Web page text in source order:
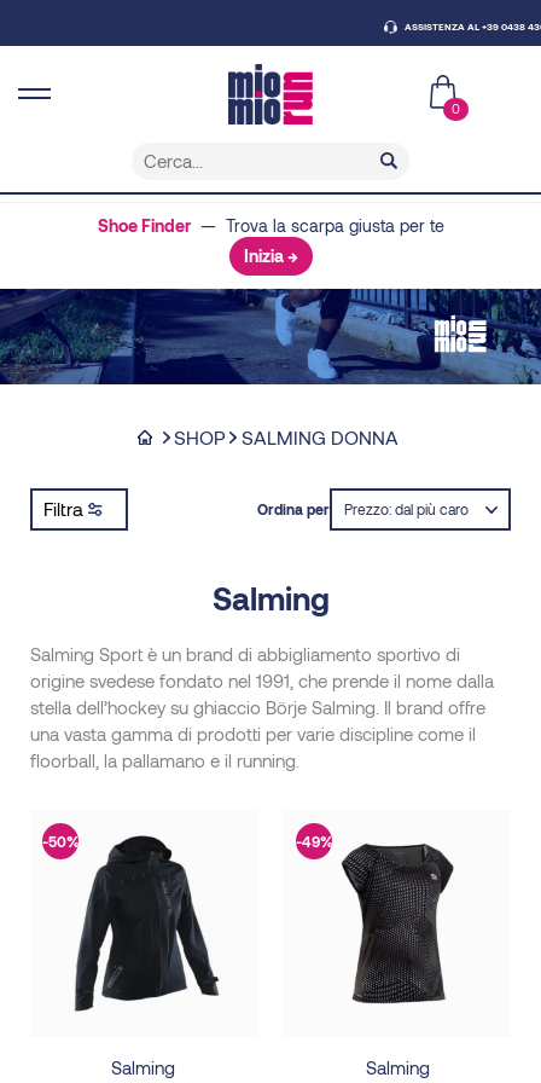
ASSISTENZA AL +39 0438
0
Shoe Finder— Trova la scarpa giusta per te
Inizia →
SHOP SALMING DONNA
Filtra Ordina per
Salming
Salming Sport è un brand di abbigliamento sportivo di
origine svedese fondato nel 1991, che prende il nome dalla
stella dell’hockey su ghiaccio Börje Salming. Il brand offre
una vasta gamma di prodotti per varie discipline come il
floorball, la pallamano e il running.
-50%
Salming
-49%
Salming